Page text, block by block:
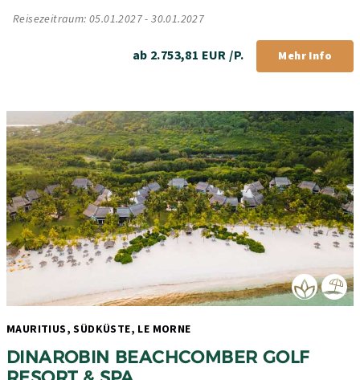
Reisezeitraum: 05.01.2027 - 30.01.2027
ab 2.753,81 EUR /P. Mehr Info
DINAROBIN BEACHCOMBER GOLF